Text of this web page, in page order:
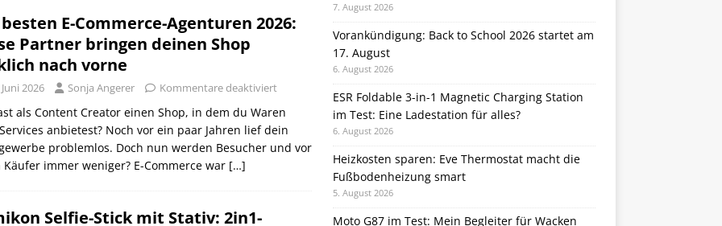
im Test: Mein Begleiter für Wacken 2026
TELEFON
neue Heimkino Receiver der Cinema Serie 2 vor
E-Commerce-Agenturen 2026:
Partner bringen deinen Shop
nach vorne
2026 Sonja Angerer Kommentare deaktiviert
als Content Creator einen Shop, in dem du Waren
anbietest? Noch vor ein paar Jahren lief dein
problemlos. Doch nun werden Besucher und vor
Käufer immer weniger? E-Commerce war […]
Selfie-Stick mit Stativ: 2in1-
7. August 2026
Vorankündigung: Back to School 2026 startet am
17. August
6. August 2026
ESR Foldable 3-in-1 Magnetic Charging Station
im Test: Eine Ladestation für alles?
6. August 2026
Heizkosten sparen: Eve Thermostat macht die
Fußbodenheizung smart
5. August 2026
Moto G87 im Test: Mein Begleiter für Wacken